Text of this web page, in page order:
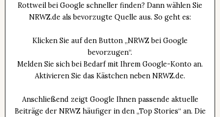
Rottweil bei Google schneller finden? Dann wählen Sie
NRWZ.de als bevorzugte Quelle aus. So geht es:
Klicken Sie auf den Button „NRWZ bei Google
bevorzugen“.
Melden Sie sich bei Bedarf mit Ihrem Google-Konto an.
Aktivieren Sie das Kästchen neben NRWZ.de.
Anschließend zeigt Google Ihnen passende aktuelle
Beiträge der NRWZ häufiger in den „Top Stories“ an. Die